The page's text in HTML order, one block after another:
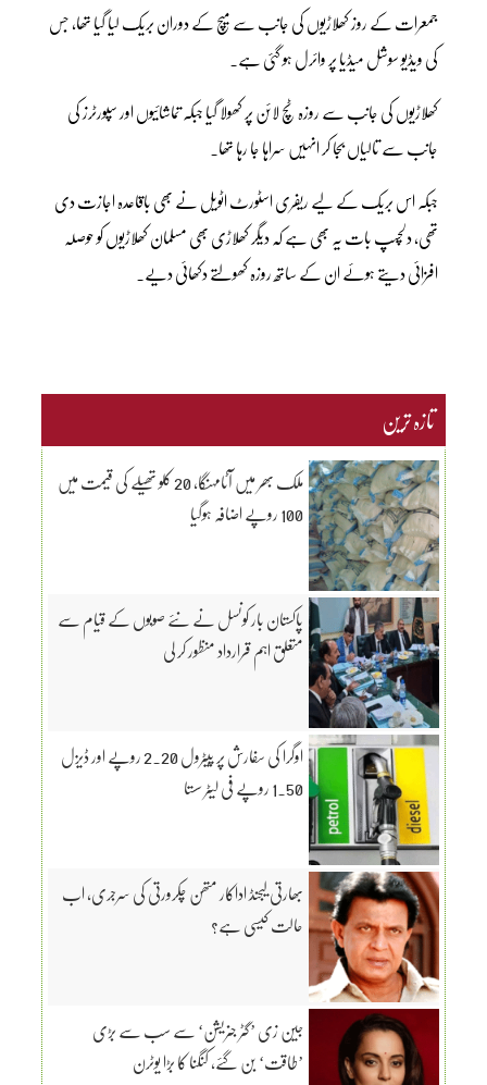
جمعرات کے روز کھلاڑیوں کی جانب سے میچ کے دوران بریک لیا گیا تھا، جس
کی ویڈیو سوشل میڈیا پر وائرل ہو گئی ہے۔
کھلاڑیوں کی جانب سے روزہ ٹچ لائن پر کھولا گیا جبکہ تماشائیوں اور سپورٹرز کی
جانب سے تالیاں بجا کر انہیں سراہا جا رہا تھا۔
جبکہ اس بریک کے لیے ریفری اسٹورٹ اٹویل نے بھی باقاعدہ اجازت دی
تھی، دلچسپ بات یہ بھی ہے کہ دیگر کھلاڑی بھی مسلمان کھلاڑیوں کو حوصلہ
افزائی دیتے ہوئے ان کے ساتھ روزہ کھولتے دکھائی دیے۔
تازہ ترین
ملک بھر میں آٹامہنگا، 20 کلو تھیلے کی قیمت میں
100 روپے اضافہ ہوگیا
پاکستان بار کونسل نے نئے صوبوں کے قیام سے
متعلق اہم قرارداد منظور کر لی
اوگرا کی سفارش پر پیٹرول 2.20 روپے اور ڈیزل
1.50 روپے فی لیٹر سستا
بھارتی لیجنڈ اداکار متھن چکرورتی کی سرجری، اب
حالت کیسی ہے؟
جین زی ’گٹر جنریشن‘ سے سب سے بڑی
’طاقت‘ بن گئے، کنگنا کا بڑا یوٹرن